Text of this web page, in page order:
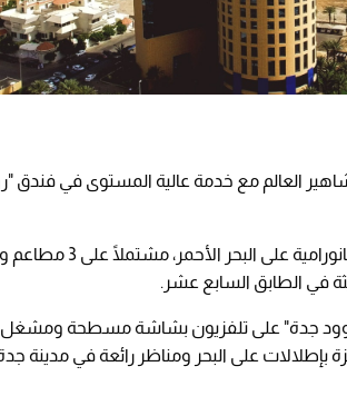
العالم مع خدمة عالية المستوى في فندق
في الطابق السابع عشر.
جدة" على تلفزيون بشاشة مسطحة
على البحر ومناظر رائعة في مدينة